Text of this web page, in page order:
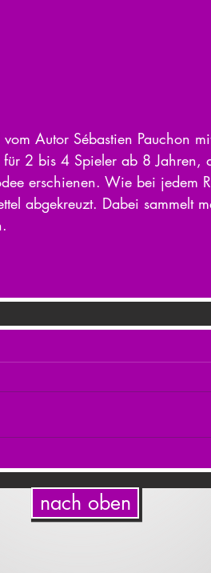
Autor Sébastien Pauchon
2 bis 4 Spieler ab 8
erschienen. Wie bei jedem
abgekreuzt. Dabei sammelt
nach oben